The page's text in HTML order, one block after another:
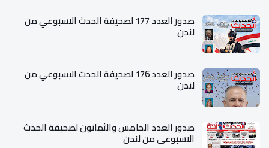
صدور العدد 177 لصحيفة الحدث الاسبوعي من
لندن
صدور العدد 176 لصحيفة الحدث الاسبوعي من
لندن
صدور العدد الخامس والثمانون لصحيفة الحدث
الاسبوعي من لندن